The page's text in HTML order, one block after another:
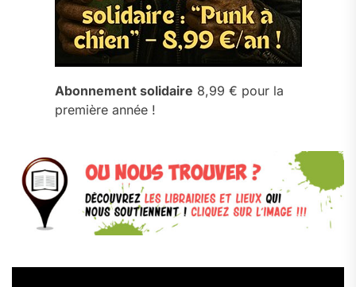
Abonnement solidaire 8,99 € pour la
première année !